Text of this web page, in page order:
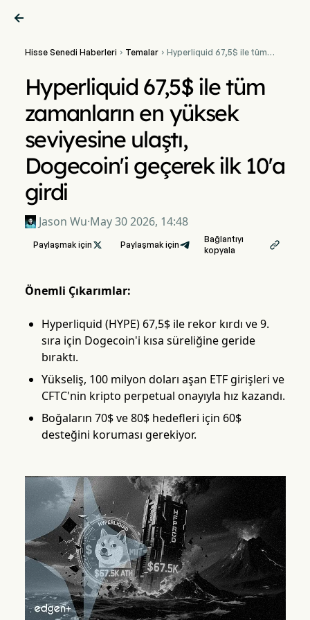

Hisse Senedi Haberleri  Temalar Hyperliquid 67,5$ ile tüm
Dogecoin'i geçerek ilk 10'a
girdi
Hyperliquid 67,5$ ile tüm
zamanların en yüksek
seviyesine ulaştı,
Dogecoin'i geçerek ilk 10'a
girdi
Jason Wu·May 30 2026, 14:48
Paylaşmak için  Paylaşmak için
Bağlantıyı
kopyala

Önemli Çıkarımlar:
Hyperliquid (HYPE) 67,5$ ile rekor kırdı ve 9.
sıra için Dogecoin'i kısa süreliğine geride
bıraktı.
Yükseliş, 100 milyon doları aşan ETF girişleri ve
CFTC'nin kripto perpetual onayıyla hız kazandı.
Boğaların 70$ ve 80$ hedefleri için 60$
desteğini koruması gerekiyor.